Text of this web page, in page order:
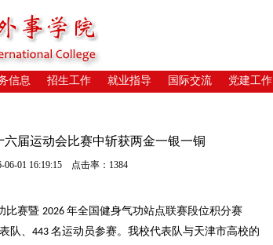
信息 招生工作 就业指导 国际交流 党建工作
届运动会比赛中斩获两金一银一铜
01 16:19:15 点击率：1384
比赛暨 2026 年全国健身气功站点联赛段位积分赛
队、 443 名运动员参赛。我校代表队与天津市高校的